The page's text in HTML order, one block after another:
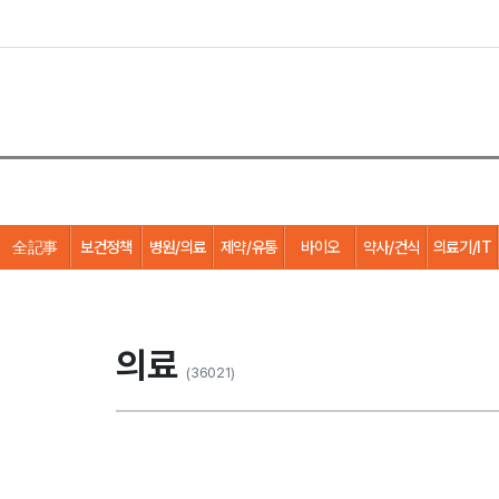
全記事 보건정책 병원/의료 제약/유통 바이오 약사/건식 의료기/IT
의료 (36021)